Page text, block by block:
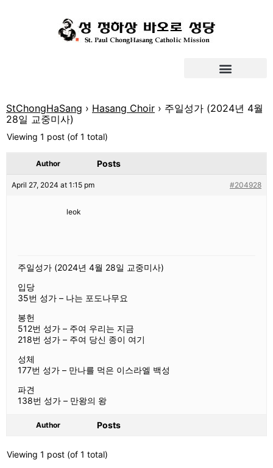
StChongHaSang › Hasang Choir › 주일성가 (2024년 4월
28일 교중미사)
Viewing 1 post (of 1 total)
Author Posts
April 27, 2024 at 1:15 pm #204928
leok
주일성가 (2024년 4월 28일 교중미사)
입당
35번 성가 – 나는 포도나무요
봉헌
512번 성가 – 주여 우리는 지금
218번 성가 – 주여 당신 종이 여기
성체
177번 성가 – 만나를 먹은 이스라엘 백성
파견
138번 성가 – 만왕의 왕
Author Posts
Viewing 1 post (of 1 total)